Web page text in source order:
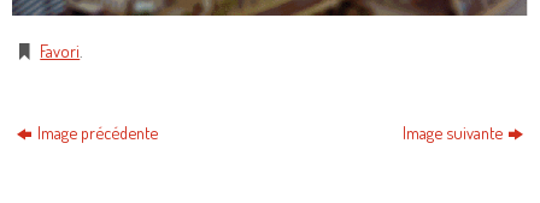
Favori
Image précédente Image suivante